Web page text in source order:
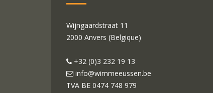
Wijngaardstraat 11
2000 Anvers (Belgique)
+32 (0)3 232 19 13
info@wimmeeussen.be
TVA BE 0474 748 979